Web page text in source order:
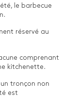
le barbecue
réservé au
comprenant
kitchenette.
tronçon non
est